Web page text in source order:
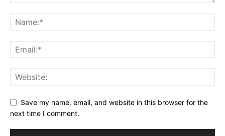
Save my name, email, and website in this browser for the
next time I comment.